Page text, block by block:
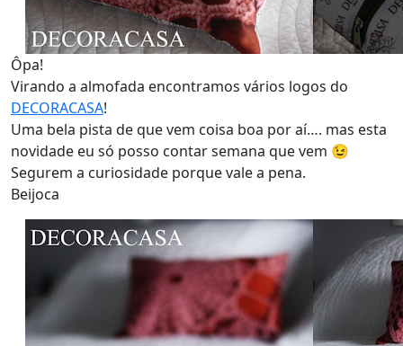
Ôpa!
Virando a almofada encontramos vários logos do
DECORACASA!
Uma bela pista de que vem coisa boa por aí…. mas esta
novidade eu só posso contar semana que vem 😉
Segurem a curiosidade porque vale a pena.
Beijoca